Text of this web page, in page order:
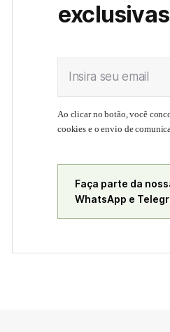
exclusivas
Insira seu email
Ao clicar no botão, você
cookies e o envio de
Faça parte da
WhatsApp e